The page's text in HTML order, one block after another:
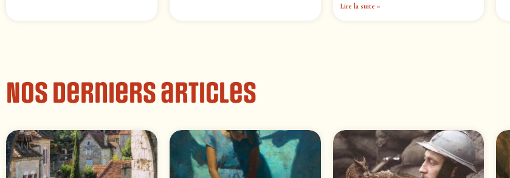
Lire la suite »
Nos derniers articles